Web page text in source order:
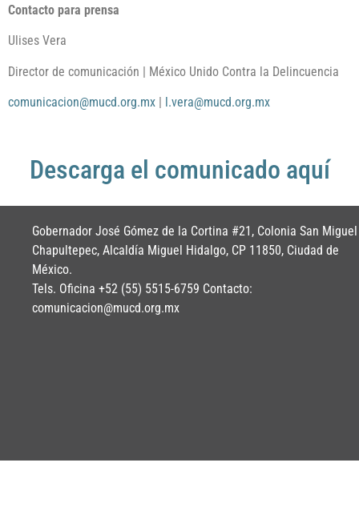
Contacto para prensa
Ulises Vera
Director de comunicación | México Unido Contra la Delincuencia
comunicacion@mucd.org.mx | l.vera@mucd.org.mx
Descarga el comunicado aquí
Gobernador José Gómez de la Cortina #21, Colonia San Miguel
Chapultepec, Alcaldía Miguel Hidalgo, CP 11850, Ciudad de
México.
Tels. Oficina +52 (55) 5515-6759 Contacto:
comunicacion@mucd.org.mx